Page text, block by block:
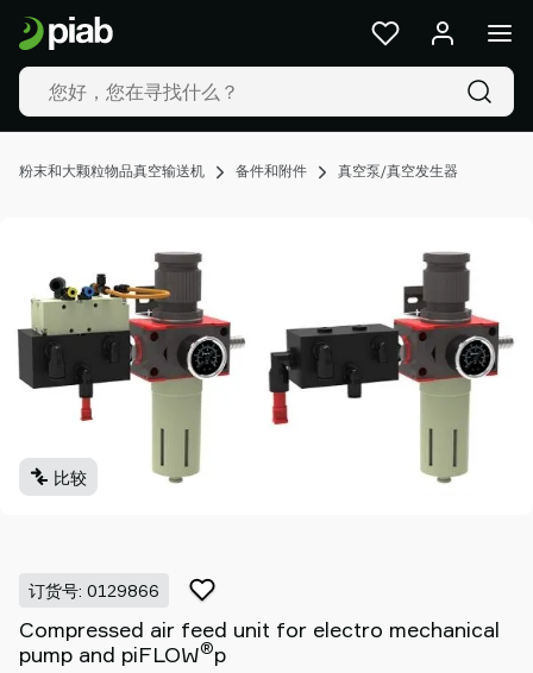
粉末和大颗粒物品真空输送机 备件和附件 真空泵/真空发生器
比较
订货号: 0129866
Compressed air feed unit for electro mechanical
pump and piFLOW®p
产
品
及
解
决
案
们
的
技
术
关
Group
联
系